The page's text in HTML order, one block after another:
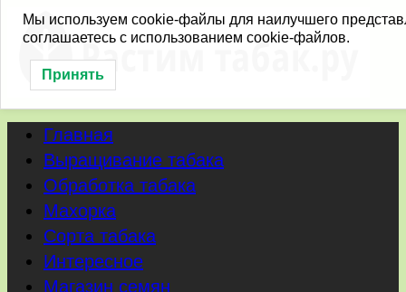
Перейти
содержимому
Главная
Выращивание табака
Обработка табака
Махорка
Сорта табака
Интересное
Магазин семян
Мы используем cookie-файлы для наилучшего
соглашаетесь с использованием cookie-файлов.
Принять